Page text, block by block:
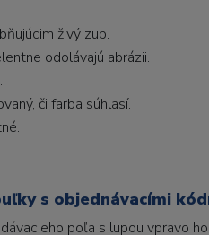
živý zub.
odolávajú abrázii.
či farba súhlasí.
s objednávacími
poľa s lupou vpravo